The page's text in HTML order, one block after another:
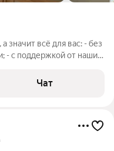
значит всё для вас: - без
- с поддержкой от наших
Чат